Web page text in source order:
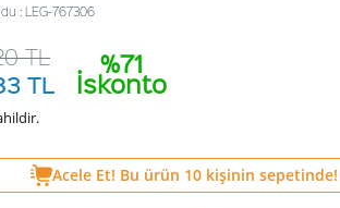
: LEG-767306
%71
İskonto
TL
TL
Acele Et! Bu ürün 10kişinin sepetinde!